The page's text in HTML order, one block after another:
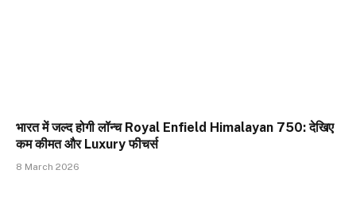
भारत में जल्द होगी लॉन्च Royal Enfield Himalayan 750: देखिए
कम कीमत और Luxury फीचर्स
8 March 2026